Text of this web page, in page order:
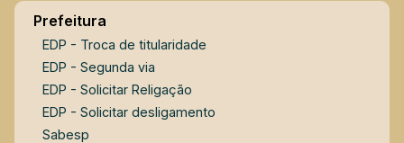
Prefeitura
EDP - Troca de titularidade
EDP - Segunda via
EDP - Solicitar Religação
EDP - Solicitar desligamento
Sabesp